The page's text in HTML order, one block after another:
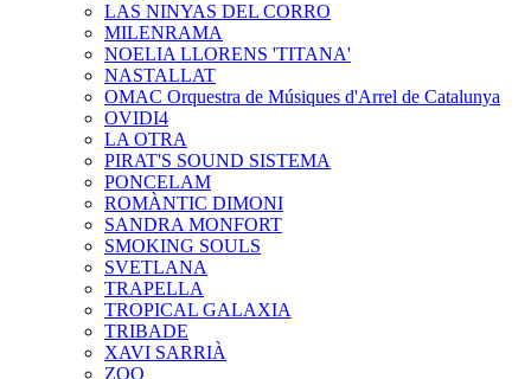
LAS NINYAS DEL CORRO
MILENRAMA
NOELIA LLORENS 'TITANA'
NASTALLAT
OMAC Orquestra de Músiques d'Arrel de Catalunya
OVIDI4
LA OTRA
PIRAT'S SOUND SISTEMA
PONCELAM
ROMÀNTIC DIMONI
SANDRA MONFORT
SMOKING SOULS
SVETLANA
TRAPELLA
TROPICAL GALAXIA
TRIBADE
XAVI SARRIÀ
ZOO